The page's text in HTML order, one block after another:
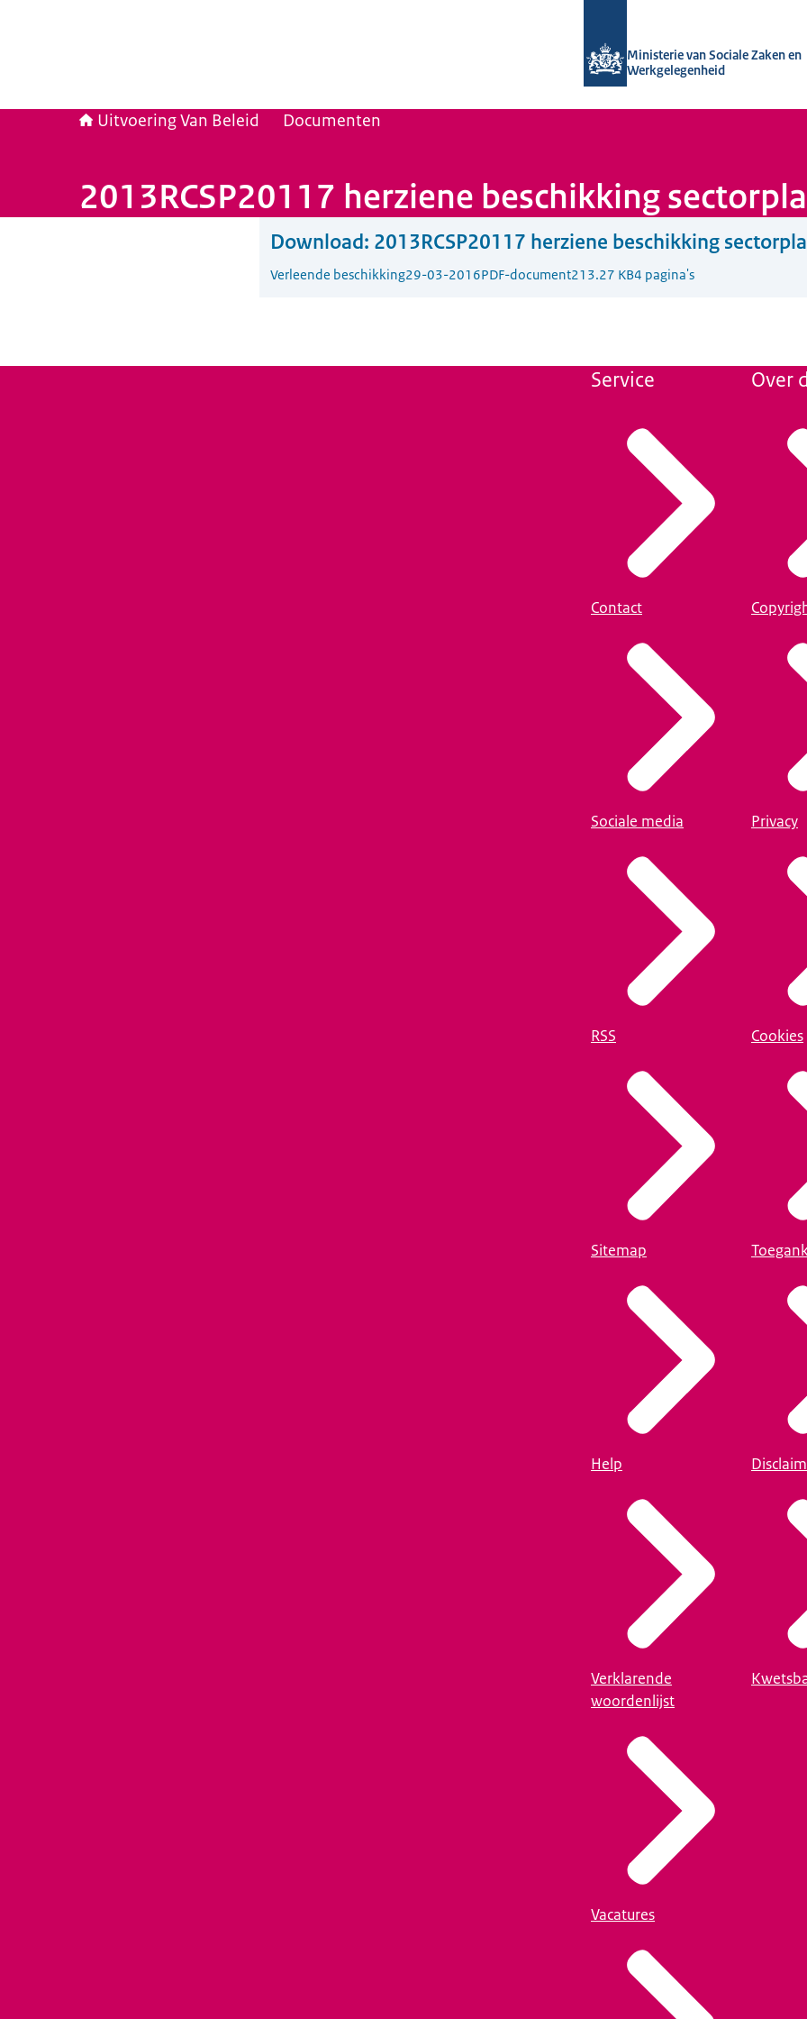
Ministerie van Sociale Zaken en
Werkgelegenheid
Uitvoering Van Beleid Documenten
2013RCSP20117 herziene beschikking
Download: 2013RCSP20117 herziene beschikking
Verleende beschikking29-03-2016PDF-document213.27 KB4 pagina's
Service
Contact
Sociale media
RSS
Sitemap
Help
Verklarende
woordenlijst
Vacatures
Over
Privacy
Cookies